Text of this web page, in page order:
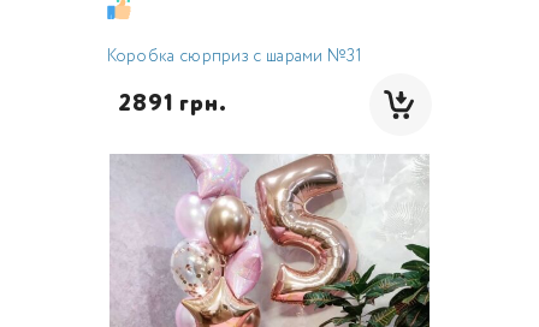
Коробка сюрприз с шарами №31
  2891 грн.